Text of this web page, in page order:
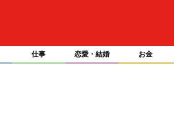
仕事 恋愛・結婚 お金